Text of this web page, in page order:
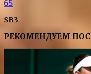
65
SB3
РЕКОМЕНДУЕМ